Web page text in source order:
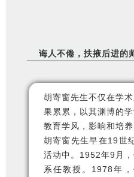
诲人不倦，扶掖后进的
胡寄窗先生不仅在学
果累累，以其渊博的
教育学风，影响和培
胡寄窗先生早在19世
活动中。1952年9月
系任教授。1978年